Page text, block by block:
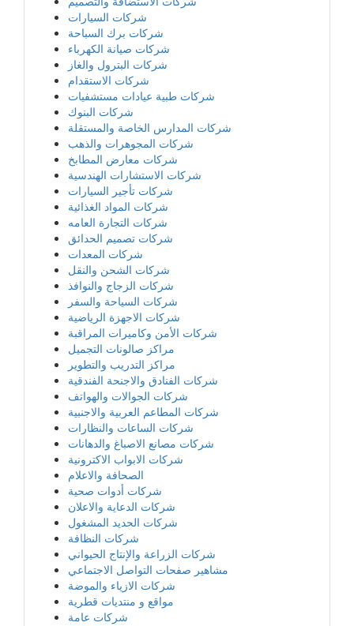
شركات السيارات
شركات برك السباحة
شركات صيانة الكهرباء
شركات البترول والغاز
شركات الاستقدام
شركات طبية عيادات مستشفيات
شركات البنوك
شركات المدارس الخاصة والمستقلة
شركات المجوهرات والذهب
شركات معارض المطابخ
شركات الاستشارات الهندسية
شركات تأجير السيارات
شركات المواد الغذائية
شركات التجارة العامه
شركات تصميم الحدائق
شركات المعدات
شركات الشحن والنقل
شركات الزجاج والنوافذ
شركات السياحة والسفر
شركات الاجهزة الرياضية
شركات الأمن وكاميرات المراقبة
مراكز صالونات التجميل
مراكز التدريب والتطوير
شركات الفنادق والاجنحة الفندقية
شركات الجوالات والهواتف
شركات المطاعم العربية والاجنبية
شركات الساعات والنظارات
شركات مصانع الاصباغ والدهانات
شركات الابواب الاكترونية
الصحافة والاعلام
شركات أدوات صحية
شركات الدعاية والاعلان
شركات الحديد المشغول
شركات النظافة
شركات الزراعة والإنتاج الحيواني
مشاهير صفحات التواصل الاجتماعي
شركات الازياء والموضة
مواقع و منتديات قطرية
شركات عامة